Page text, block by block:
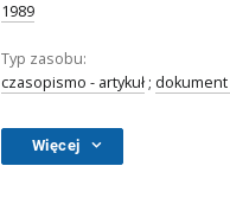
1989
Typ zasobu:
czasopismo - artykuł ;
Więcej